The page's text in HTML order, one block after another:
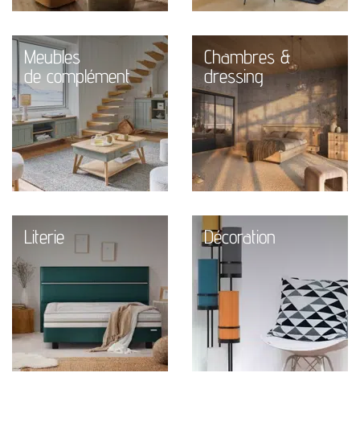
Meubles
de complément
Chambres &
dressing
Literie Décoration